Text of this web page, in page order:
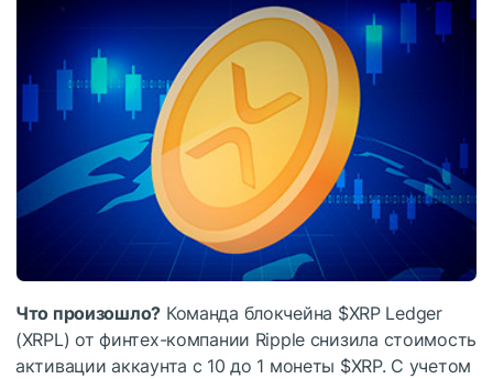
Что произошло? Команда блокчейна $XRPLedger
(XRPL) от финтех-компании Ripple снизила стоимость
активации аккаунта с 10 до 1 монеты $XRP. С учетом